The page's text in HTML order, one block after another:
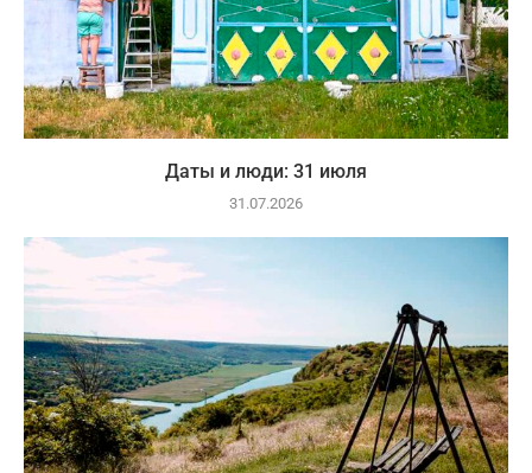
Даты и люди: 31 июля
31.07.2026